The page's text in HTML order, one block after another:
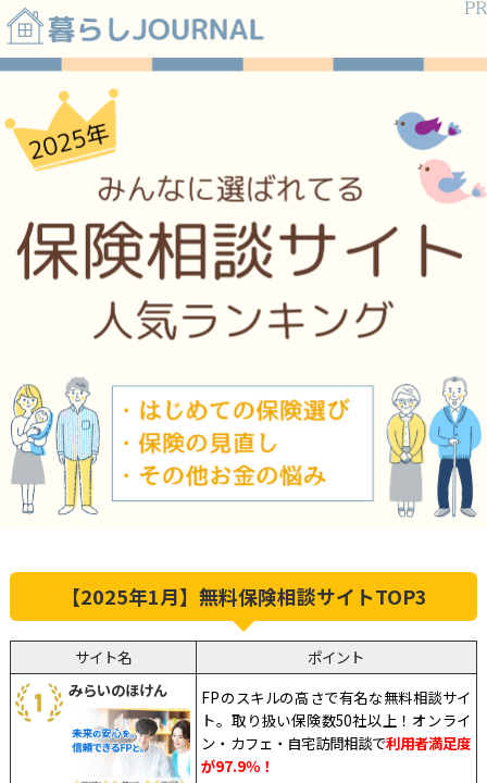
【2025年1月】無料保険相談サイトTOP3
サイト名
ポイント
みらいのほけん
FPのスキルの高さで有名な無料相談サイ
ト。取り扱い保険数50社以上！オンライ
ン・カフェ・自宅訪問相談で利用者満足度
が97.9％！